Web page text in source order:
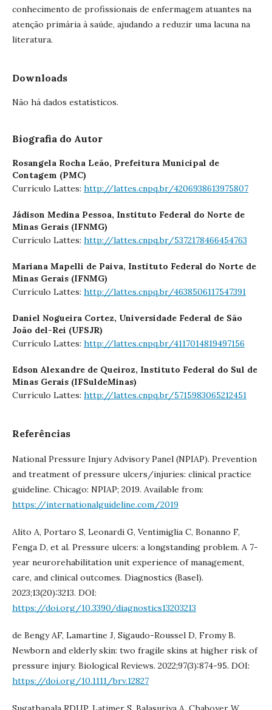
conhecimento de profissionais de enfermagem atuantes na
atenção primária à saúde, ajudando a reduzir uma lacuna na
literatura.
Downloads
Não há dados estatísticos.
Biografia do Autor
Rosangela Rocha Leão, Prefeitura Municipal de
Contagem (PMC)
Currículo Lattes: http://lattes.cnpq.br/4206938613975807
Jádison Medina Pessoa, Instituto Federal do Norte de
Minas Gerais (IFNMG)
Currículo Lattes: http://lattes.cnpq.br/5372178466454763
Mariana Mapelli de Paiva, Instituto Federal do Norte de
Minas Gerais (IFNMG)
Currículo Lattes: http://lattes.cnpq.br/4638506117547391
Daniel Nogueira Cortez, Universidade Federal de São
João del-Rei (UFSJR)
Currículo Lattes: http://lattes.cnpq.br/4117014819497156
Edson Alexandre de Queiroz, Instituto Federal do Sul de
Minas Gerais (IFSuldeMinas)
Currículo Lattes: http://lattes.cnpq.br/5715983065212451
Referências
National Pressure Injury Advisory Panel (NPIAP). Prevention
and treatment of pressure ulcers/injuries: clinical practice
guideline. Chicago: NPIAP; 2019. Available from:
https://internationalguideline.com/2019
Alito A, Portaro S, Leonardi G, Ventimiglia C, Bonanno F,
Fenga D, et al. Pressure ulcers: a longstanding problem. A 7-
year neurorehabilitation unit experience of management,
care, and clinical outcomes. Diagnostics (Basel).
2023;13(20):3213. DOI:
https://doi.org/10.3390/diagnostics13203213
de Bengy AF, Lamartine J, Sigaudo-Roussel D, Fromy B.
Newborn and elderly skin: two fragile skins at higher risk of
pressure injury. Biological Reviews. 2022;97(3):874-95. DOI:
https://doi.org/10.1111/brv.12827